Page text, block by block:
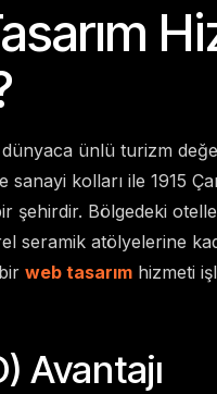
ünlü turizm
kolları ile 1915
şehirdir. Bölgedeki
seramik atölyelerine
web tasarımhizmeti
Avantajı